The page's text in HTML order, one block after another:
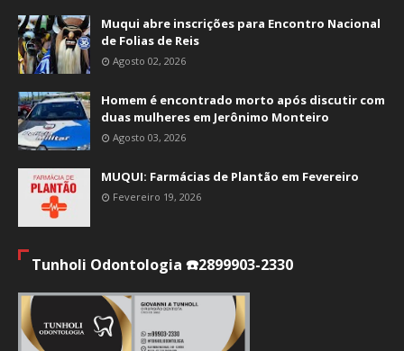
Muqui abre inscrições para Encontro Nacional
de Folias de Reis
Agosto 02, 2026
Homem é encontrado morto após discutir com
duas mulheres em Jerônimo Monteiro
Agosto 03, 2026
MUQUI: Farmácias de Plantão em Fevereiro
Fevereiro 19, 2026
Tunholi Odontologia ☎️2899903-2330